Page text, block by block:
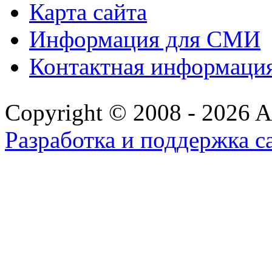
Карта сайта
Информация для СМИ
Контактная
Copyright © 2008 - 2026
Разработка и поддержка